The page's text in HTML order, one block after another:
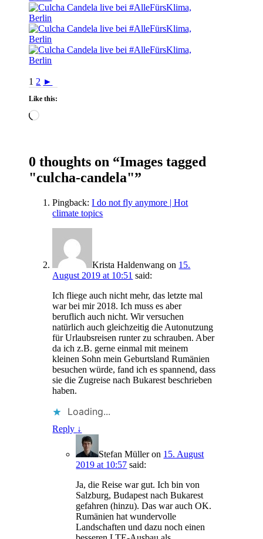
1 2 ►
Like this:
Loading…
0 thoughts on “Images tagged
"culcha-candela"”
Pingback:I do not fly anymore | Hot
climate topics
Krista Haldenwang on 15.
August 2019 at 10:51 said:
Ich fliege auch nicht mehr, das letzte mal
war bei mir 2018. Ich muss es aber
beruflich auch nicht. Wir versuchen
natürlich auch gleichzeitig die Autonutzung
für Urlaubsreisen runter zu schrauben. Aber
da ich z.B. gerne einmal mit meinem
kleinen Sohn mein Geburtsland Rumänien
besuchen würde, fand ich es spannend, dass
sie die Zugreise nach Bukarest beschrieben
haben.
Loading...
Reply ↓
Stefan Mülleron 15. August
2019 at 10:57 said:
Ja, die Reise war gut. Ich bin von
Salzburg, Budapest nach Bukarest
gefahren (hinzu). Das war auch OK.
Rumänien hat wundervolle
Landschaften und dazu noch einen